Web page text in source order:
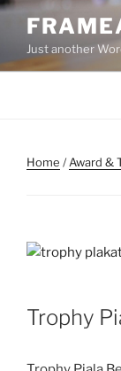
Skip
contentJust another
Home /Award &
Trophy